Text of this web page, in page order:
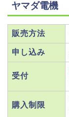
ヤマダ電機
販売方法
申し込み
受付
購入制限